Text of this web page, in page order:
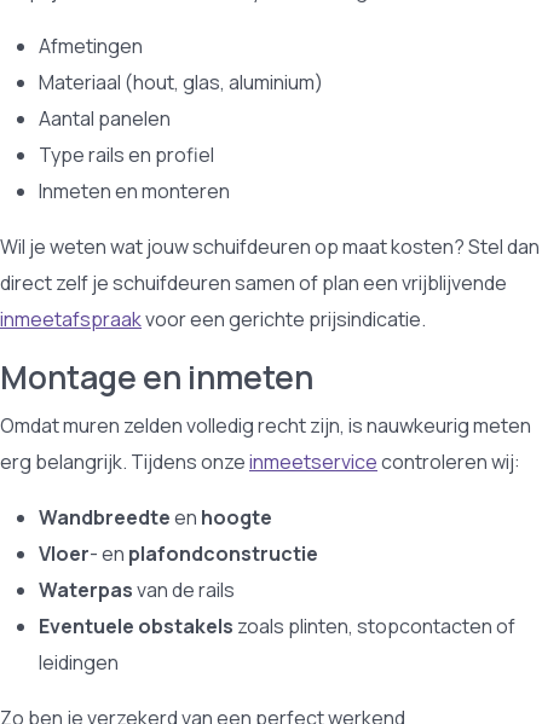
Afmetingen
Materiaal (hout, glas, aluminium)
Aantal panelen
Type rails en profiel
Inmeten en monteren
Wil je weten wat jouw schuifdeuren op maat kosten? Stel dan
direct zelf je schuifdeuren samen of plan een vrijblijvende
inmeetafspraakvoor een gerichte prijsindicatie.
Montage en inmeten
Omdat muren zelden volledig recht zijn, is nauwkeurig meten
erg belangrijk. Tijdens onzeinmeetservicecontroleren wij:
Wandbreedteen hoogte
Vloer- en plafondconstructie
Waterpasvan de rails
Eventuele obstakels zoals plinten, stopcontacten of
leidingen
Zo ben je verzekerd van een perfect werkend